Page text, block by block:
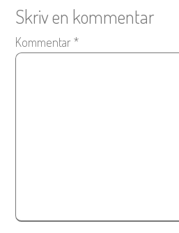
Skriv en kommentar
Kommentar*